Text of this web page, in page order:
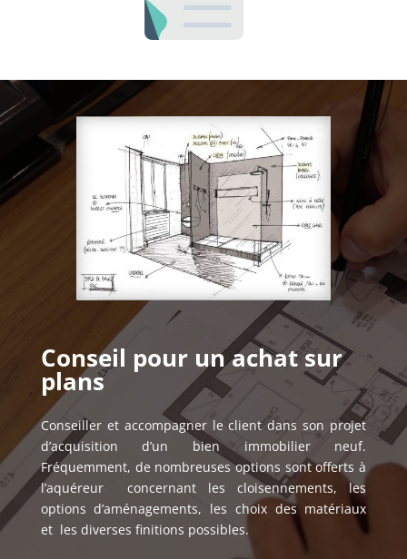
Conseil pour un achat sur
plans
Conseiller et accompagner le client dans son projet
d’acquisition d’un bien immobilier neuf.
Fréquemment, de nombreuses options sont offerts à
l’aquéreur concernant les cloisennements, les
options d’aménagements, les choix des matériaux
et les diverses finitions possibles.